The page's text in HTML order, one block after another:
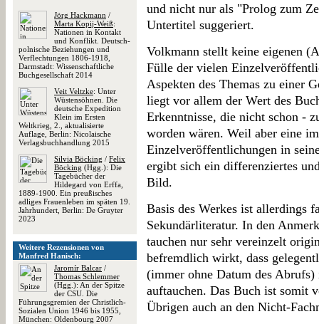
Jörg Hackmann /
Marta Kopij-Weiß:
Nationen in Kontakt
und Konflikt. Deutsch-
polnische Beziehungen und
Verflechtungen 1806-1918,
Darmstadt: Wissenschaftliche
Buchgesellschaft 2014
Veit Veltzke: Unter
Wüstensöhnen. Die
deutsche Expedition
Klein im Ersten
Weltkrieg, 2., aktualisierte
Auflage, Berlin: Nicolaische
Verlagsbuchhandlung 2015
Silvia Böcking / Felix
Böcking (Hgg.): Die
Tagebücher der
Hildegard von Erffa,
1889-1900. Ein preußisches
adliges Frauenleben im späten 19.
Jahrhundert, Berlin: De Gruyter
2023
Weitere Rezensionen von
Manfred Hanisch:
Jaromír Balcar /
Thomas Schlemmer
(Hgg.): An der Spitze
der CSU. Die
Führungsgremien der Christlich-
Sozialen Union 1946 bis 1955,
München: Oldenbourg 2007
und nicht nur als "Prolog zum
Untertitel suggeriert.
Volkmann stellt keine eigenen
Fülle der vielen
Aspekten des Themas zu einer
liegt vor allem der Wert des
Erkenntnisse, die nicht schon -
worden wären. Weil aber eine
Einzelveröffentlichungen in
ergibt sich ein differenziertes
Bild.
Basis des Werkes ist allerdings
Sekundärliteratur. In den
tauchen nur sehr vereinzelt
befremdlich wirkt, dass
(immer ohne Datum des
auftauchen. Das Buch ist somit
Übrigen auch an den Nicht-